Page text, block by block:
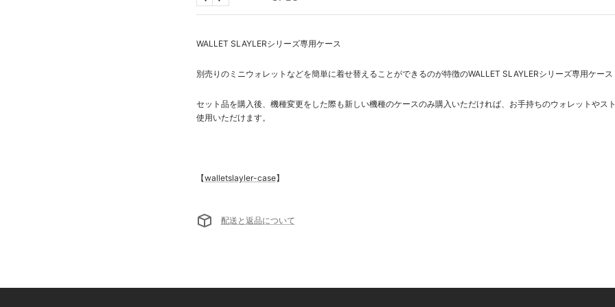
戻
る
次
へ
WALLET SLAYLERシリーズ専用ケース
別売りのミニウォレットなどを簡単に着せ替えることができるのが特徴のWALLET SLAYLERシリーズ専用ケース
セット品を購入後、機種変更をした際も新しい機種のケースのみ購入いただければ、お手持ちのウォレットやス
使用いただけます。
【walletslayler-case】
配送と返品について